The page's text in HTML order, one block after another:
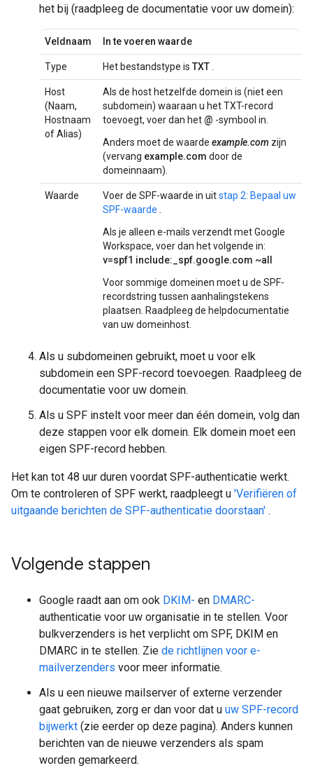
het bij (raadpleeg de documentatie voor uw domein):
Veldnaam In te voeren waarde
Type Het bestandstype is TXT.
Host
(Naam,
Hostnaam
of Alias)
Als de host hetzelfde domein is (niet een
subdomein) waaraan u het TXT-record
toevoegt, voer dan het @ -symbool in.
Anders moet de waarde example.com zijn
(vervang example.com door de
domeinnaam).
Waarde Voer de SPF-waarde in uitstap 2: Bepaal uw
SPF-waarde .
Als je alleen e-mails verzendt met Google
Workspace, voer dan het volgende in:
v=spf1 include:_spf.google.com ~all
Voor sommige domeinen moet u de SPF-
recordstring tussen aanhalingstekens
plaatsen. Raadpleeg de helpdocumentatie
van uw domeinhost.
Als u subdomeinen gebruikt, moet u voor elk
subdomein een SPF-record toevoegen. Raadpleeg de
documentatie voor uw domein.
Als u SPF instelt voor meer dan één domein, volg dan
deze stappen voor elk domein. Elk domein moet een
eigen SPF-record hebben.
Het kan tot 48 uur duren voordat SPF-authenticatie werkt.
Om te controleren of SPF werkt, raadpleegt u 'Verifiëren of
uitgaande berichten de SPF-authenticatie doorstaan' .
Volgende stappen
Google raadt aan om ook DKIM- en DMARC-
authenticatie voor uw organisatie in te stellen. Voor
bulkverzenders is het verplicht om SPF, DKIM en
DMARC in te stellen. Zie de richtlijnen voor e-
mailverzenders voor meer informatie.
Als u een nieuwe mailserver of externe verzender
gaat gebruiken, zorg er dan voor dat u uw SPF-record
bijwerkt (zie eerder op deze pagina). Anders kunnen
berichten van de nieuwe verzenders als spam
worden gemarkeerd.